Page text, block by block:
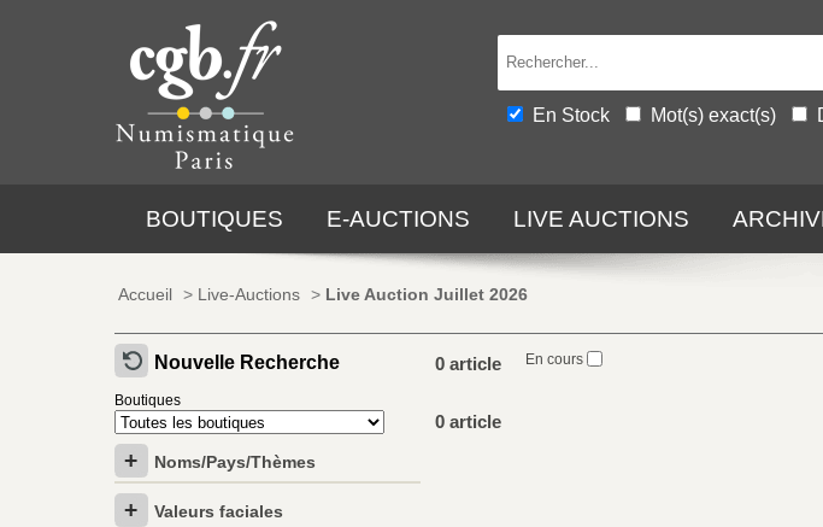
En Stock Mot(s) exact(s)
BOUTIQUES E-AUCTIONS LIVE AUCTIONS
Accueil > Live-Auctions > Live Auction Juillet 2026
Nouvelle Recherche
Boutiques
Noms/Pays/Thèmes
Valeurs faciales
0 article En cours
0 article